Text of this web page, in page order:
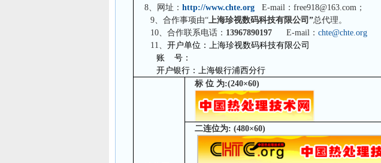
8、网址： http://www.chte.org E-mail： free918@163.com；
9、合作事项由“上海珍视数码科技有限公司”总代理。
10、合作联系电话： 13967890197 E-mail ：chte@chte.org
11、开户单位：上海珍视数码科技有限公司
账 号：
开户银行：上海银行浦西分行
标 位 为:(240×60)
二连位为: (480×60)